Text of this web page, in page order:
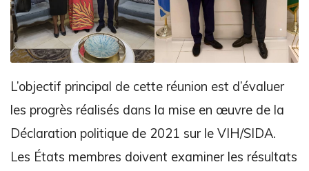
L’objectif principal de cette réunion est d’évaluer
les progrès réalisés dans la mise en œuvre de la
Déclaration politique de 2021 sur le VIH/SIDA.
Les États membres doivent examiner les résultats